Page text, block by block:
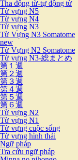
Tha động từ-tự động từ
Từ vựng N5
Từ vựng N4
Từ vựng N3
Từ Vựng N3 Somatome
new
Từ Vựng N2 Somatome
Từ vựng N3-総まとめ
第１週
第２週
第３週
第４週
第５週
第６週
Từ vựng N2
Từ vựng N1
Từ vựng cuộc sống
Từ vựng hình thái
Ngữ pháp
Tra cứu ngữ pháp